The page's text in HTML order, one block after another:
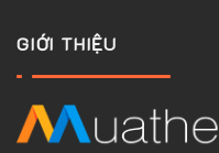
GIỚI THIỆU